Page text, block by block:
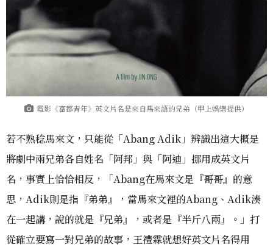
電影《富都青年》英文片名是來自馬來語的兄弟（甲上娛樂提供）
若不熟稔馬來文，只能從「Abang Adik」辨識出這大概是
將劇中兩兄弟各自姓名「阿邦」與「阿迪」挪用成英文片
名，事實上恰恰相反，「Abang在馬來文是『哥哥』的意
思，Adik則是指『弟弟』，當馬來文裡的Abang、Adik湊
在一起講，說的就是『兄弟』，或者是『半斤八兩』。」打
從確立要寫一對兄弟的故事，王禮霖就想好英文片名得用